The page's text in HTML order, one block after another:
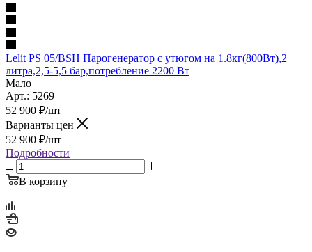
Lelit PS 05/ВSH Парогенератор с утюгом на 1.8кг(800Вт),2
литра,2,5-5,5 бар,потребление 2200 Вт
Мало
Арт.: 5269
52 900 ₽/шт
Варианты цен
52 900 ₽/шт
Подробности
В корзину